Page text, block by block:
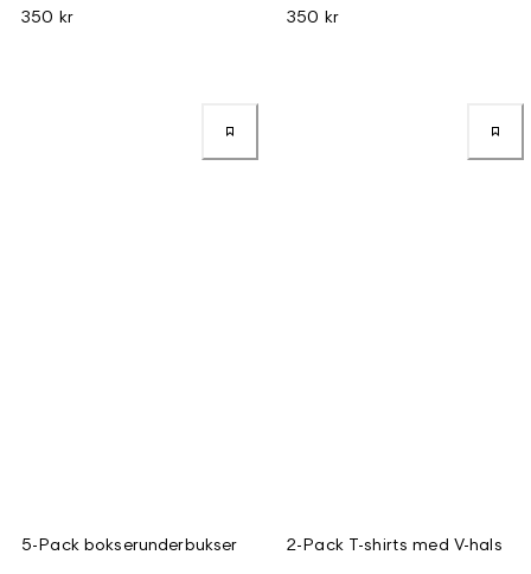
350 kr 350 kr
5-Pack bokserunderbukser 2-Pack T-shirts med V-hals